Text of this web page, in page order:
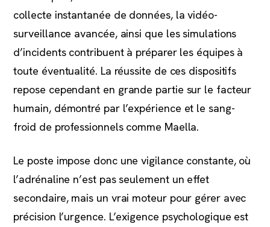
collecte instantanée de données, la vidéo-
surveillance avancée, ainsi que les simulations
d’incidents contribuent à préparer les équipes à
toute éventualité. La réussite de ces dispositifs
repose cependant en grande partie sur le facteur
humain, démontré par l’expérience et le sang-
froid de professionnels comme Maella.
Le poste impose donc une vigilance constante, où
l’adrénaline n’est pas seulement un effet
secondaire, mais un vrai moteur pour gérer avec
précision l’urgence. L’exigence psychologique est